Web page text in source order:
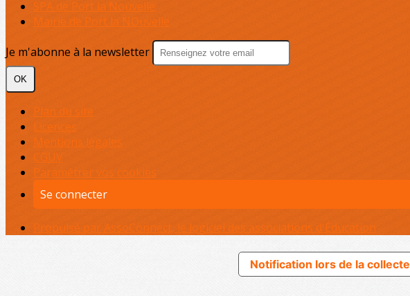
SPA de Port la Nouvelle
Mairie de Port la NOuvelle
Je m'abonne à la newsletter
OK
Plan du site
Licences
Mentions légales
CGUV
Paramétrer vos cookies
Se connecter
Propulsé par AssoConnect, le logiciel des associations d'Éducation
Notification lors de la collecte